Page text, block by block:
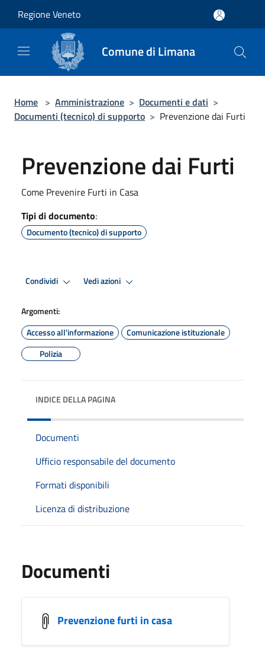
Regione Veneto
Comune di Limana
Home > Amministrazione > Documenti e dati >
Documenti (tecnico) di supporto > Prevenzione dai Furti
Prevenzione dai Furti
Come Prevenire Furti in Casa
Tipi di documento:
Documento (tecnico) di supporto
Condividi Vedi azioni
Argomenti:
Accesso all'informazione
Comunicazione istituzionale
Polizia
INDICE DELLA PAGINA
Documenti
Ufficio responsabile del documento
Formati disponibili
Licenza di distribuzione
Documenti
Prevenzione furti in casa